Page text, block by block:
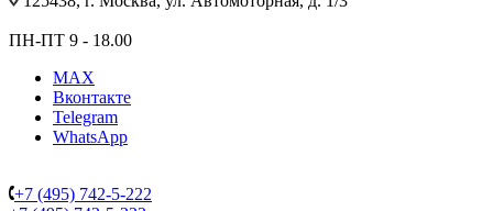
ПН-ПТ 9 - 18.00
MAX
Вконтакте
Telegram
WhatsApp
+7 (495) 742-5-222